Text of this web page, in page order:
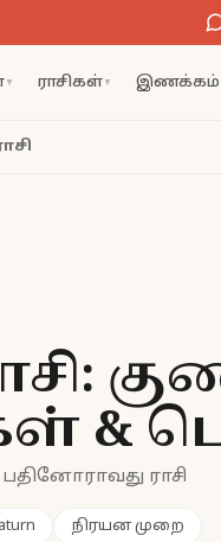
▼ ராசிகள் ▼ இணக்கம்
&
ராசி
நிரயன முறை